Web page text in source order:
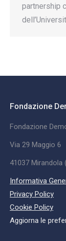
partnership
Fondazione
Fondazione
Via 29 Maggio 6
41037 Mirandola
Informativa
Privacy Policy
Cookie Policy
Aggiorna le